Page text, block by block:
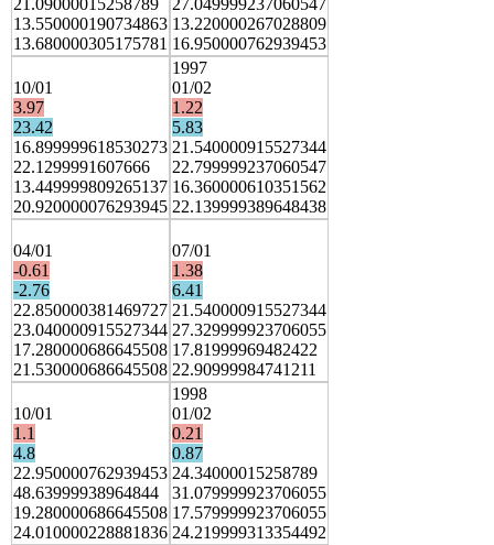
21.09000015258789
13.550000190734863
13.680000305175781
27.049999237060547
13.220000267028809
16.950000762939453
10/01
3.97
23.42
16.899999618530273
22.1299991607666
13.449999809265137
20.920000076293945
1997
01/02
1.22
5.83
21.540000915527344
22.799999237060547
16.360000610351562
22.139999389648438
04/01
-0.61
-2.76
22.850000381469727
23.040000915527344
17.280000686645508
21.530000686645508
07/01
1.38
6.41
21.540000915527344
27.329999923706055
17.81999969482422
22.90999984741211
10/01
1.1
4.8
22.950000762939453
48.63999938964844
19.280000686645508
24.010000228881836
1998
01/02
0.21
0.87
24.34000015258789
31.079999923706055
17.579999923706055
24.219999313354492